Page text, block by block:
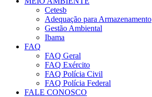
Cetesb
Adequação para Armazenamento
Gestão Ambiental
Ibama
FAQ
FAQ Geral
FAQ Exército
FAQ Polícia Civil
FAQ Polícia Federal
FALE CONOSCO